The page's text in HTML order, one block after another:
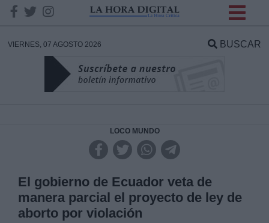
VIERNES, 07 AGOSTO 2026 BUSCAR
LOCO MUNDO
El gobierno de Ecuador veta de
manera parcial el proyecto de ley de
aborto por violación
DATOS
Responsable:
Legitimación: